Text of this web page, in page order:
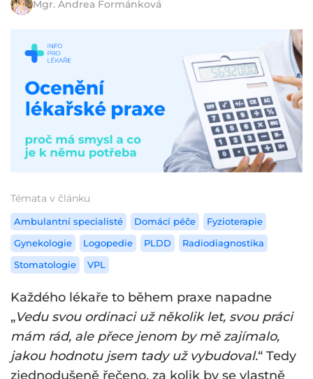
Mgr. Andrea Formánková
Témata v článku
Ambulantní specialisté Domácí péče
Fyzioterapie
Gynekologie
Logopedie PLDD
Radiodiagnostika
Stomatologie
VPL
Každého lékaře to během praxe napadne
„Vedu svou ordinaci už několik let, svou práci
mám rád, ale přece jenom by mě zajímalo,
jakou hodnotu jsem tady už vybudoval.“ Tedy
zjednodušeně řečeno, za kolik by se vlastně